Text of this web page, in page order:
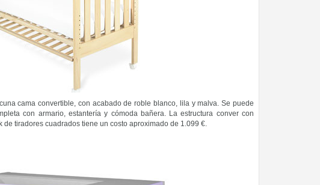
cama convertible, con acabado de roble blanco, lila y malva. Se puede
con armario, estantería y cómoda bañera. La estructura conver con
de tiradores cuadrados tiene un costo aproximado de 1.099 €.